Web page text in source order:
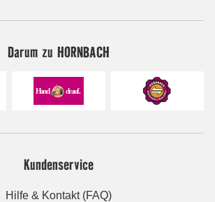
Darum zu HORNBACH
Kundenservice
Hilfe & Kontakt (FAQ)